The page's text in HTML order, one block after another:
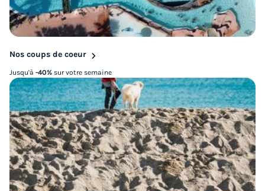
Nos coups de coeur
Jusqu'à -40% sur votre semaine